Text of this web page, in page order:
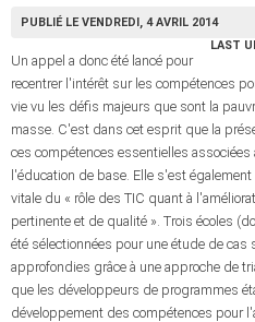
PUBLIÉ LE VENDREDI, 4 AVRIL 2014
LAST
Un appel a donc été lancé pour
recentrer l'intérêt sur les compétences
vie vu les défis majeurs que sont la
masse. C'est dans cet esprit que la
ces compétences essentielles
l'éducation de base. Elle s'est
vitale du « rôle des TIC quant à
pertinente et de qualité ». Trois écoles
été sélectionnées pour une étude de
approfondies grâce à une approche de
que les développeurs de programmes
développement des compétences pour